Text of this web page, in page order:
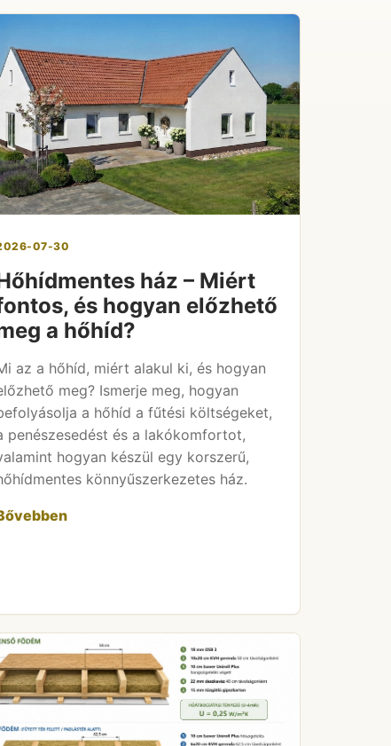
07-30
ház – Miért
és hogyan előzhető
a hőhíd?
az a hőhíd, miért alakul ki, és hogyan
meg? Ismerje meg, hogyan
a hőhíd a fűtési költségeket,
penészesedést és a lakókomfortot,
hogyan készül egy korszerű,
könnyűszerkezetes ház.